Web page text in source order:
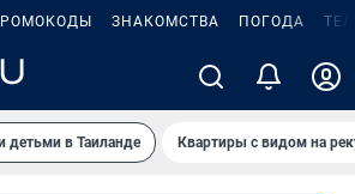
ЗНАКОМСТВА ПОГОДА
детьми в Таиланде Квартиры с видом на